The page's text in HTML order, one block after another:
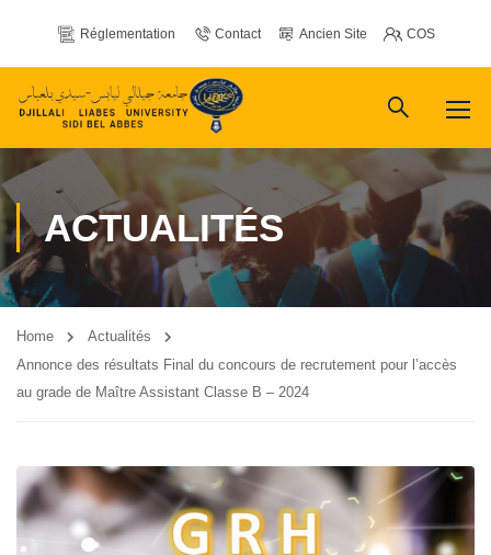
Réglementation Contact Ancien Site COS
ACTUALITÉS
Home
Actualités
Annonce des résultats Final du concours de recrutement pour l’accès
au grade de Maître Assistant Classe B – 2024